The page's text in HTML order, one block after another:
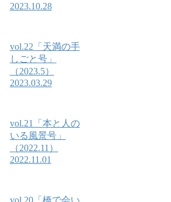
2023.10.28
vol.22「天満の手
しごと号」
（2023.5）
2023.03.29
vol.21「本と人の
いる風景号」
（2022.11）
2022.11.01
vol.20「橋で会い